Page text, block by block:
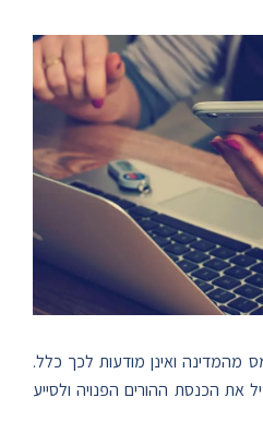
מהמדינה ואינן מודעות לכך כלל.
הכנסת ההורים הפנויה ולסייע